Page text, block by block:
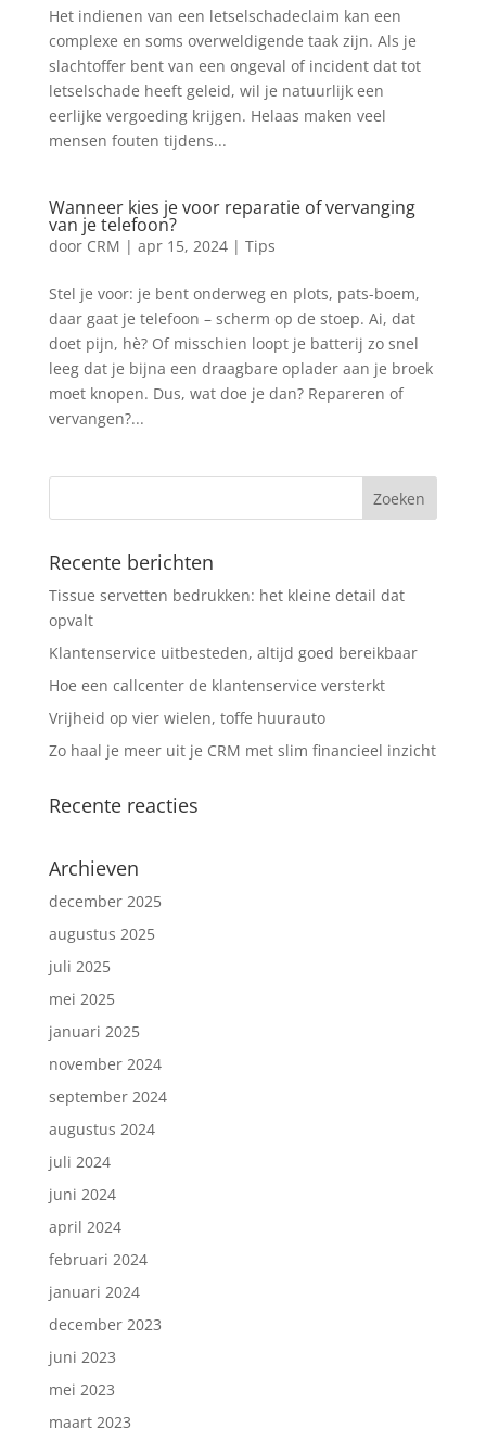
Het indienen van een letselschadeclaim kan een
complexe en soms overweldigende taak zijn. Als je
slachtoffer bent van een ongeval of incident dat tot
letselschade heeft geleid, wil je natuurlijk een
eerlijke vergoeding krijgen. Helaas maken veel
mensen fouten tijdens...
Wanneer kies je voor reparatie of vervanging
van je telefoon?
door CRM | apr 15, 2024| Tips
Stel je voor: je bent onderweg en plots, pats-boem,
daar gaat je telefoon – scherm op de stoep. Ai, dat
doet pijn, hè? Of misschien loopt je batterij zo snel
leeg dat je bijna een draagbare oplader aan je broek
moet knopen. Dus, wat doe je dan? Repareren of
vervangen?...
Recente berichten
Tissue servetten bedrukken: het kleine detail dat
opvalt
Klantenservice uitbesteden, altijd goed bereikbaar
Hoe een callcenter de klantenservice versterkt
Vrijheid op vier wielen, toffe huurauto
Zo haal je meer uit je CRM met slim financieel inzicht
Recente reacties
Archieven
december 2025
augustus 2025
juli 2025
mei 2025
januari 2025
november 2024
september 2024
augustus 2024
juli 2024
juni 2024
april 2024
februari 2024
januari 2024
december 2023
juni 2023
mei 2023
maart 2023